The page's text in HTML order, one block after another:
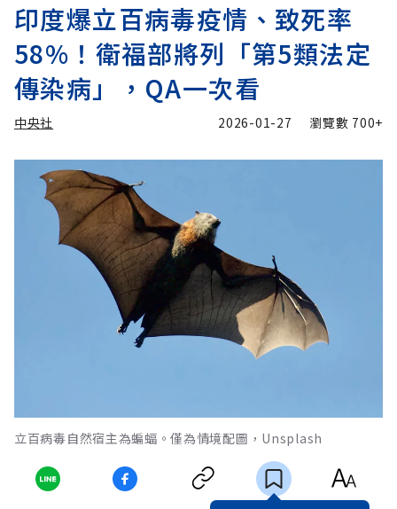
印度爆立百病毒疫情、致死率
58%！衛福部將列「第5類法定
傳染病」，QA一次看
中央社 2026-01-27 瀏覽數 700+
立百病毒自然宿主為蝙蝠。僅為情境配圖，Unsplash